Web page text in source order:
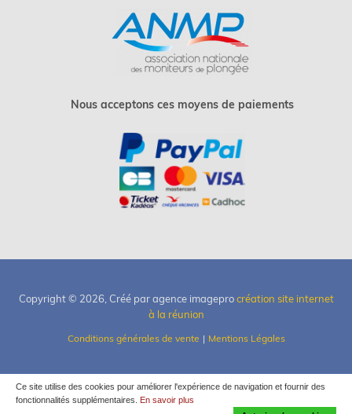
Nous acceptons ces moyens de paiements
Copyright © 2026, Créé par agence imageprocréation site internet
à la réunion
Conditions générales de vente Mentions Légales
Ce site utilise des cookies pour améliorer l'expérience de navigation et fournir des
fonctionnalités supplémentaires. En savoir plus